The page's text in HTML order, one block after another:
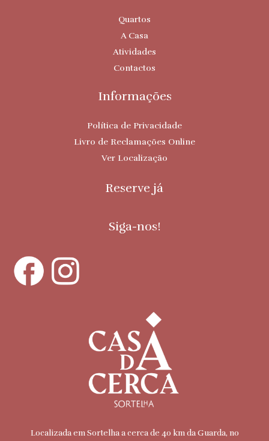
Quartos
A Casa
Atividades
Contactos
Informações
Política de Privacidade
Livro de Reclamações Online
Ver Localização
Reserve já
Siga-nos!
Localizada em Sortelha a cerca de 40 km da Guarda, no